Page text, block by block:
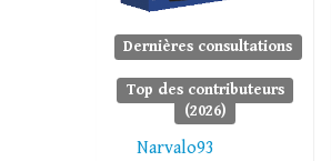
Dernières consultations
Top des contributeurs
(2026)
Narvalo93